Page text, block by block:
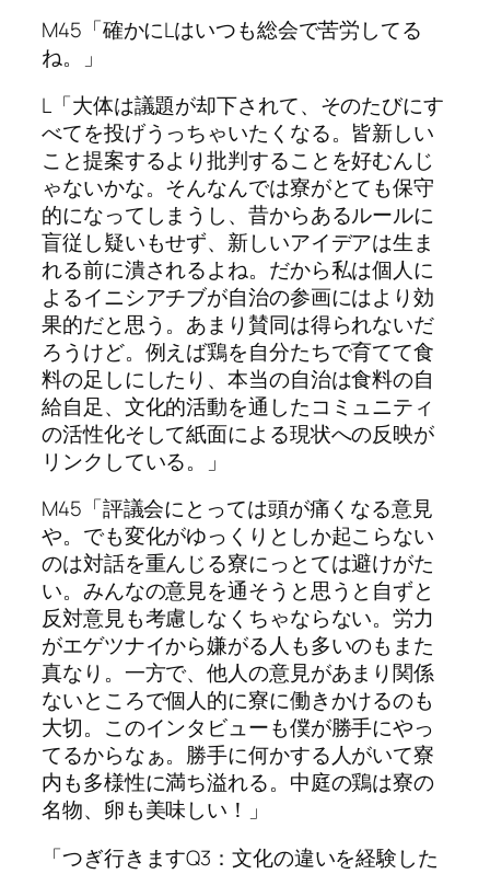
M45「確かにLはいつも総会で苦労してる
ね。」
L「大体は議題が却下されて、そのたびにす
べてを投げうっちゃいたくなる。皆新しい
こと提案するより批判することを好むんじ
ゃないかな。そんなんでは寮がとても保守
的になってしまうし、昔からあるルールに
盲従し疑いもせず、新しいアイデアは生ま
れる前に潰されるよね。だから私は個人に
よるイニシアチブが自治の参画にはより効
果的だと思う。あまり賛同は得られないだ
ろうけど。例えば鶏を自分たちで育てて食
料の足しにしたり、本当の自治は食料の自
給自足、文化的活動を通したコミュニティ
の活性化そして紙面による現状への反映が
リンクしている。」
M45「評議会にとっては頭が痛くなる意見
や。でも変化がゆっくりとしか起こらない
のは対話を重んじる寮にっとては避けがた
い。みんなの意見を通そうと思うと自ずと
反対意見も考慮しなくちゃならない。労力
がエゲツナイから嫌がる人も多いのもまた
真なり。一方で、他人の意見があまり関係
ないところで個人的に寮に働きかけるのも
大切。このインタビューも僕が勝手にやっ
てるからなぁ。勝手に何かする人がいて寮
内も多様性に満ち溢れる。中庭の鶏は寮の
名物、卵も美味しい！」
「つぎ行きますQ3：文化の違いを経験した